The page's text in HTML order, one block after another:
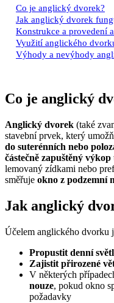
Co je anglický dvorek?
Jak anglický dvorek
Konstrukce a provedení
Využití anglického
Výhody a nevýhody
Co je anglický
Anglický dvorek (také
stavební prvek, který
do suterénních nebo
částečně zapuštěný
lemovaný zídkami nebo
směřuje okno z podzemní
Jak anglický
Účelem anglického dvorku
Propustit denní
Zajistit přirozené
V některých
nouze, pokud okno
požadavky